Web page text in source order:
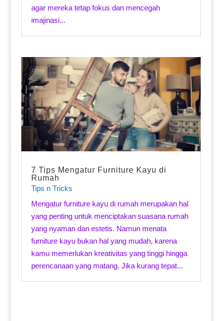
agar mereka tetap fokus dan mencegah
imajinasi...
7 Tips Mengatur Furniture Kayu di
Rumah
Tips n Tricks
Mengatur furniture kayu di rumah merupakan hal
yang penting untuk menciptakan suasana rumah
yang nyaman dan estetis. Namun menata
furniture kayu bukan hal yang mudah, karena
kamu memerlukan kreativitas yang tinggi hingga
perencanaan yang matang. Jika kurang tepat...